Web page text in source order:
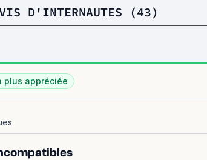
D'INTERNAUTES (43)
plus appréciée